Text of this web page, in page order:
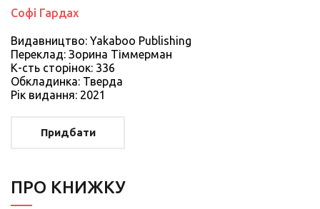
Софі Гардах
Видавництво: Yakaboo Publishing
Переклад: Зорина Тіммерман
К-сть сторiнок: 336
Обкладинка: Тверда
Рiк видання: 2021
Придбати
ПРО КНИЖКУ